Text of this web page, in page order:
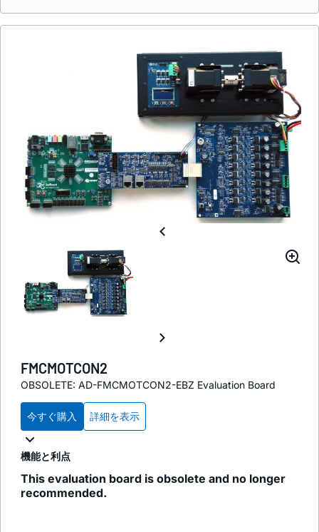
FMCMOTCON2
OBSOLETE: AD-FMCMOTCON2-EBZ Evaluation Board
今すぐ購入 詳細を表示
機能と利点
This evaluation board is obsolete and no longer
recommended.